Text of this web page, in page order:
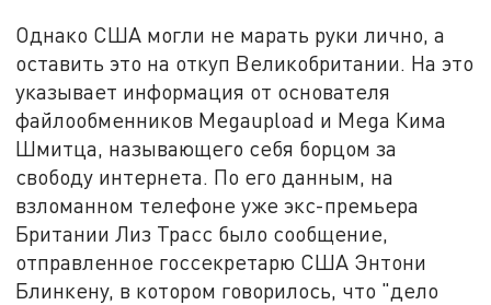
Однако США могли не марать руки лично, а
оставить это на откуп Великобритании. На это
указывает информация от основателя
файлообменников Megaupload и Mega Кима
Шмитца, называющего себя борцом за
свободу интернета. По его данным, на
взломанном телефоне уже экс-премьера
Британии Лиз Трасс было сообщение,
отправленное госсекретарю США Энтони
Блинкену, в котором говорилось, что "дело